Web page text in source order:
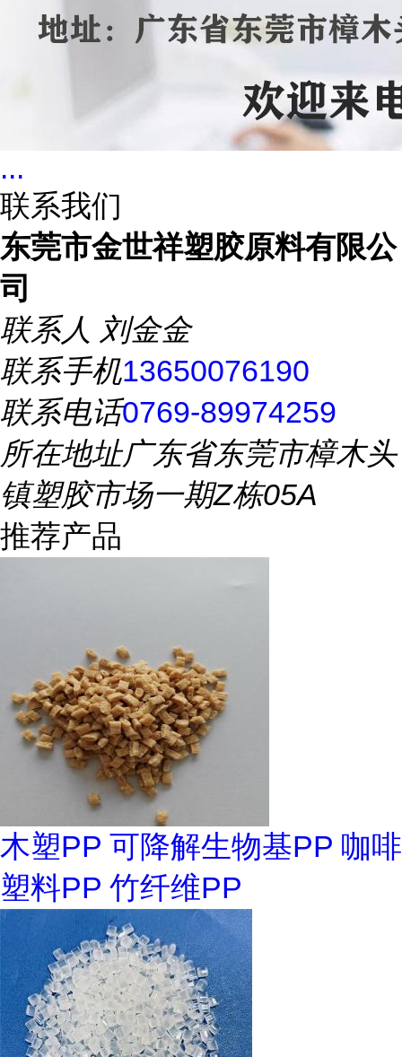
...
联系我们
东莞市金世祥塑胶原料有限公
司
联系人 刘金金
联系手机13650076190
联系电话0769-89974259
所在地址广东省东莞市樟木头
镇塑胶市场一期Z栋05A
推荐产品
木塑PP 可降解生物基PP 咖啡
塑料PP 竹纤维PP